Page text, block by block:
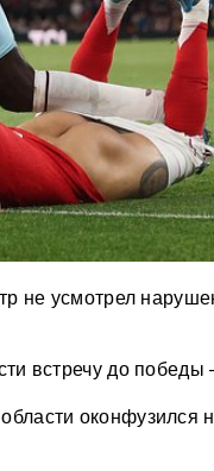
не усмотрел
встречу до
оконфузился